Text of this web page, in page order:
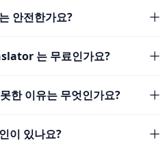
안전한가요?
는 무료인가요?
한 이유는 무엇인가요?
이 있나요?